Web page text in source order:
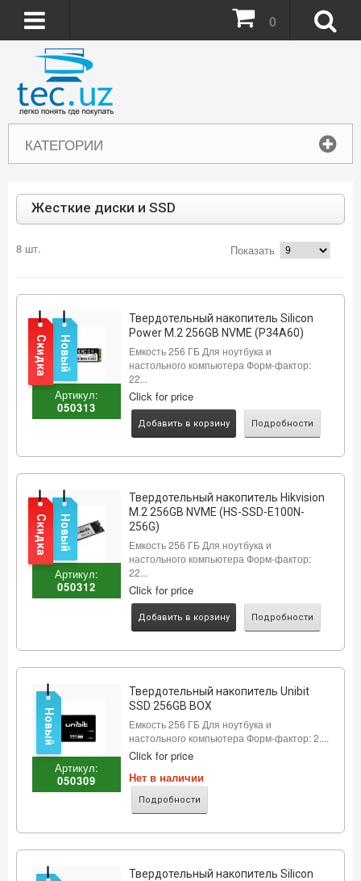
КАТЕГОРИИ
0
Жесткие диски и SSD
8 шт. Показать
Артикул:
050313
Твердотельный накопитель Silicon
Power M.2 256GB NVME (P34A60)
Емкость 256 ГБ Для ноутбука и
настольного компьютера Форм-фактор:
22...
Click for price
Добавить в корзину Подробности
Новый
Скидка
Артикул:
050312
Твердотельный накопитель Hikvision
M.2 256GB NVME (HS-SSD-E100N-
256G)
Емкость 256 ГБ Для ноутбука и
настольного компьютера Форм-фактор:
22...
Click for price
Добавить в корзину Подробности
Новый
Скидка
Артикул:
050309
Твердотельный накопитель Unibit
SSD 256GB BOX
Емкость 256 ГБ Для ноутбука и
настольного компьютера Форм-фактор: 2....
Click for price
Нет в наличии
Подробности
Новый
Твердотельный накопитель Silicon